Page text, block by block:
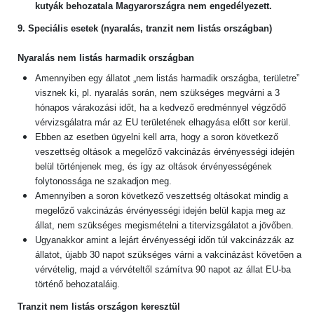
kutyák behozatala Magyarországra nem engedélyezett.
9. Speciális esetek (nyaralás, tranzit nem listás országban)
Nyaralás nem listás harmadik országban
Amennyiben egy állatot „nem listás harmadik országba, területre”
visznek ki, pl. nyaralás során, nem szükséges megvárni a 3
hónapos várakozási időt, ha a kedvező eredménnyel végződő
vérvizsgálatra már az EU területének elhagyása előtt sor kerül.
Ebben az esetben ügyelni kell arra, hogy a soron következő
veszettség oltások a megelőző vakcinázás érvényességi idején
belül történjenek meg, és így az oltások érvényességének
folytonossága ne szakadjon meg.
Amennyiben a soron következő veszettség oltásokat mindig a
megelőző vakcinázás érvényességi idején belül kapja meg az
állat, nem szükséges megismételni a titervizsgálatot a jövőben.
Ugyanakkor amint a lejárt érvényességi időn túl vakcinázzák az
állatot, újabb 30 napot szükséges várni a vakcinázást követően a
vérvételig, majd a vérvételtől számítva 90 napot az állat EU-ba
történő behozataláig.
Tranzit nem listás országon keresztül